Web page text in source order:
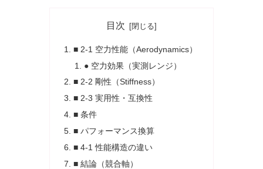
目次
■ 2-1 空力性能（Aerodynamics）
● 空力効果（実測レンジ）
■ 2-2 剛性（Stiffness）
■ 2-3 実用性・互換性
■ 条件
■ パフォーマンス換算
■ 4-1 性能構造の違い
■ 結論（競合軸）